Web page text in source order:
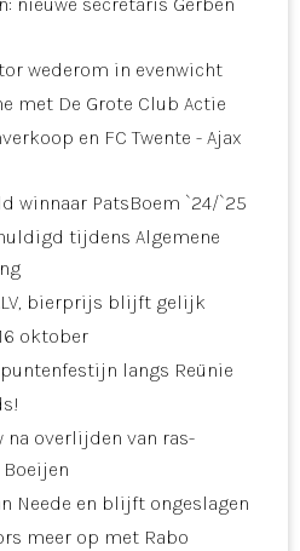
nieuwe secretaris Gerben
wederom in evenwicht
met De Grote Club Actie
en FC Twente - Ajax
winnaar PatsBoem `24/`25
tijdens Algemene
bierprijs blijft gelijk
oktober
langs Reünie
na overlijden van ras-
Neede en blijft ongeslagen
meer op met Rabo